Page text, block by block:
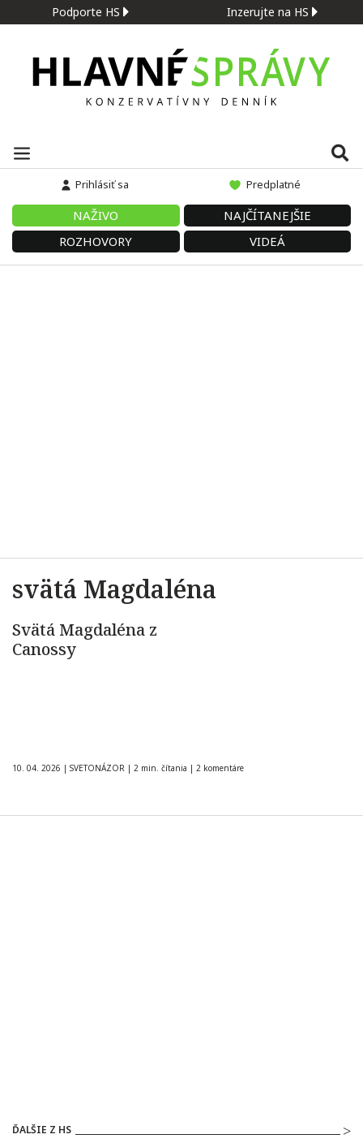
Podporte HS Inzerujte na HS
Prihlásiť sa Predplatné
NAŽIVO
NAJČÍTANEJŠIE
ROZHOVORY
VIDEÁ
svätá Magdaléna
Svätá Magdaléna z
Canossy
10. 04. 2026 | SVETONÁZOR | 2 min. čítania | 2 komentáre
ĎALŠIE Z HS